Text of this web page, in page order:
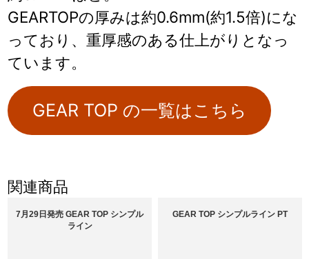
GEARTOPの厚みは約0.6mm(約1.5倍)にな
っており、重厚感のある仕上がりとなっ
ています。
GEAR TOP の一覧はこちら
関連商品
7月29日発売 GEAR TOP シンプル
ライン
GEAR TOP シンプルライン PT